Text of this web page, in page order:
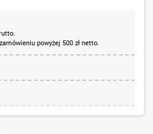
powyżej 500 zł netto.